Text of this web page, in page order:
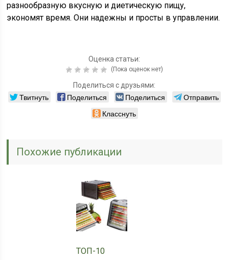
разнообразную вкусную и диетическую пищу,
экономят время. Они надежны и просты в управлении.
Оценка статьи:
(Пока оценок нет)
Поделиться с друзьями:
Твитнуть Поделиться Поделиться
Отправить
Класснуть
Похожие публикации
ТОП-10